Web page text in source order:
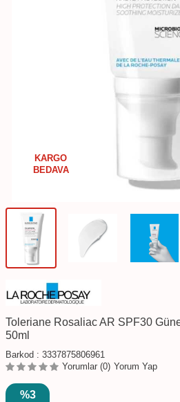
KARGO
BEDAVA
Toleriane Rosaliac AR SPF30
50ml
Barkod : 3337875806961
Yorumlar (0) Yorum Yap
%3